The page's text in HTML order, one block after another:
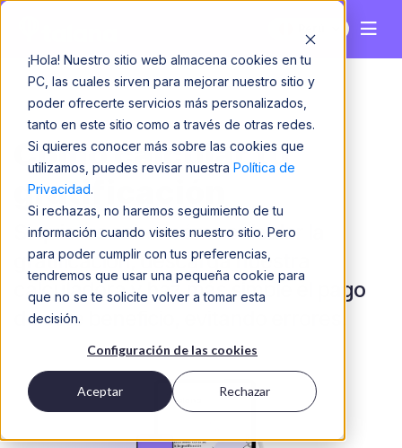
¡Hola! Nuestro sitio web almacena cookies en tu
PC, las cuales sirven para mejorar nuestro sitio y
poder ofrecerte servicios más personalizados,
tanto en este sitio como a través de otras redes.
Si quieres conocer más sobre las cookies que
utilizamos, puedes revisar nuestra Política de
Privacidad.
Si rechazas, no haremos seguimiento de tu
información cuando visites nuestro sitio. Pero
para poder cumplir con tus preferencias,
tendremos que usar una pequeña cookie para
que no se te solicite volver a tomar esta
decisión.
Configuración de las cookies
Aceptar Rechazar
Cómo calcular tu
gratificación
Si quieres saber cómo calcular la
gratificación, descarga nuestra
calculadora y haz más simple el pago
de este beneficio, evitando errores.